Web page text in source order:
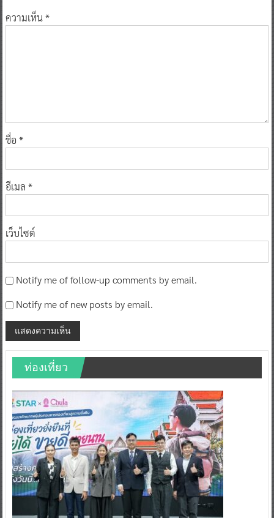
ความเห็น*
ชื่อ *
อีเมล *
เว็บไซต์
Notify me of follow-up comments by email.
Notify me of new posts by email.
ท่องเที่ยว